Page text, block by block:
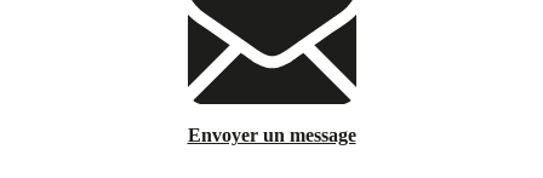
Envoyer un message